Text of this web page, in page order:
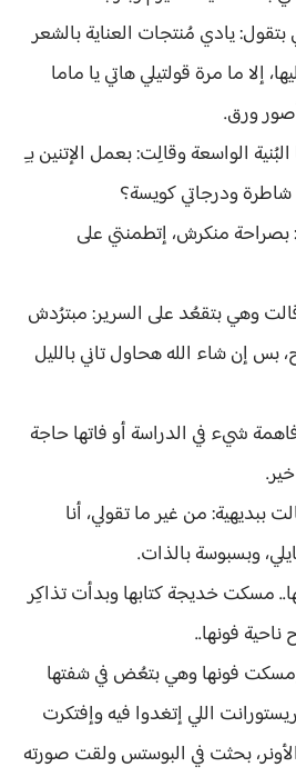
بتقول: يادي مُنتجات العناية بالشعر
إلا ما مرة قولتيلي هاتي يا ماما
ورق.
الواسعة وقالِت: بعمل الإتنين بـِ
ودرجاتي كويسة؟
بصراحة منكرش، إتطمنتي على
وهي بتقعُد على السرير: مبترُدش
بس إن شاء الله هحاول تاني بالليل
شيء في الدراسة أو فاتها حاجة
ببديهية: من غير ما تقولي، أنا
وبسبوسة بالذات.
مسكت خديجة كتابها وبدأت تذاكِر
ناحية فونها..
فونها وهي بتعُض في شفتها
اللي إتغدوا فيه وإفتكرت
بحثت في البوستس ولقت صورته